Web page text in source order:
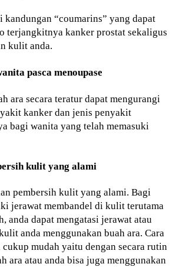
kandungan “coumarins” yang dapat
terjangkitnya kanker prostat sekaligus
kulit anda.
pasca menoupase
ara secara teratur dapat mengurangi
kanker dan jenis penyakit
bagi wanita yang telah memasuki
kulit yang alami
pembersih kulit yang alami. Bagi
jerawat membandel di kulit terutama
anda dapat mengatasi jerawat atau
anda menggunakan buah ara. Cara
mudah yaitu dengan secara rutin
ara atau anda bisa juga menggunakan